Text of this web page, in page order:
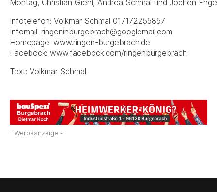
Montag, Christian Giehl, Andrea Schmal und Jochen
Infotelefon: Volkmar Schmal 017172255857
Infomail: ringeninburgebrach@googlemail.com
Homepage: www.ringen-burgebrach.de
Facebock: www.facebock.com/ringenburgebrach
Text: Volkmar Schmal
- Werbeanzeige -